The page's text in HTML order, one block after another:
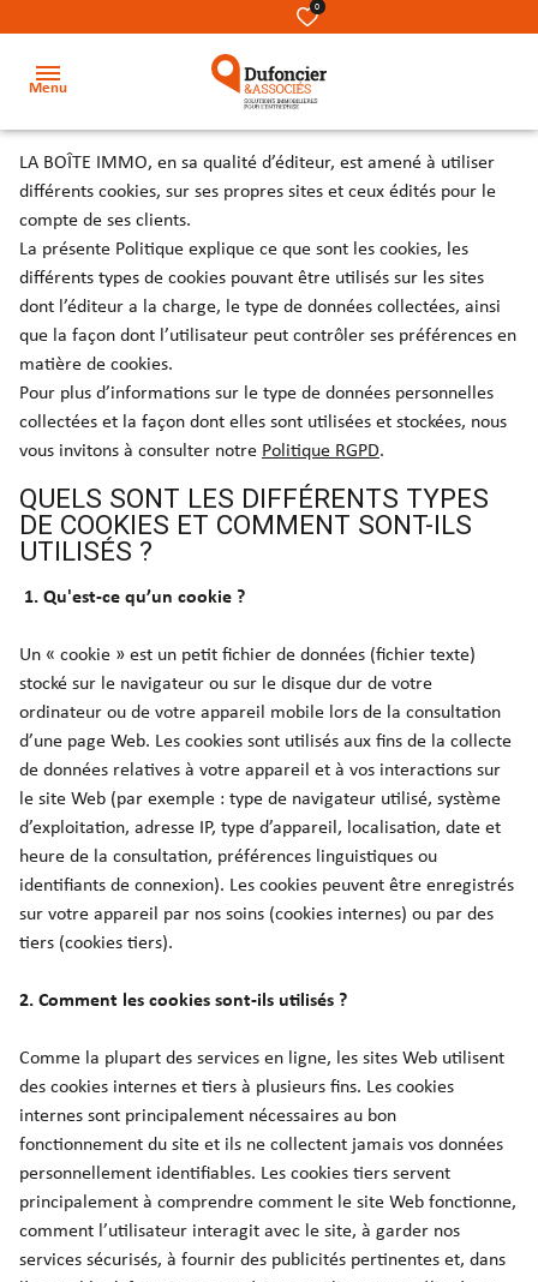
0
Menu
Accueil
Acheter
Terrains
Locaux
commerciaux
Bureaux
Locaux
d’activité
&
entrepôts
Louer
Terrains
Locaux
commerciaux
Bureaux
Locaux
d’activité
&
entrepôts
Investir
Secteur
Notre
cabinet
Nos
métiers
Notre
équipe
Contact
LA BOÎTE IMMO, en sa qualité d’éditeur, est amené à utiliser
différents cookies, sur ses propres sites et ceux édités pour le
compte de ses clients.
La présente Politique explique ce que sont les cookies, les
différents types de cookies pouvant être utilisés sur les sites
dont l’éditeur a la charge, le type de données collectées, ainsi
que la façon dont l’utilisateur peut contrôler ses préférences en
matière de cookies.
Pour plus d’informations sur le type de données personnelles
collectées et la façon dont elles sont utilisées et stockées, nous
vous invitons à consulter notre Politique RGPD.
QUELS SONT LES DIFFÉRENTS TYPES
DE COOKIES ET COMMENT SONT-ILS
UTILISÉS ?
1. Qu'est-ce qu’un cookie ?
Un « cookie » est un petit fichier de données (fichier texte)
stocké sur le navigateur ou sur le disque dur de votre
ordinateur ou de votre appareil mobile lors de la consultation
d’une page Web. Les cookies sont utilisés aux fins de la collecte
de données relatives à votre appareil et à vos interactions sur
le site Web (par exemple : type de navigateur utilisé, système
d’exploitation, adresse IP, type d’appareil, localisation, date et
heure de la consultation, préférences linguistiques ou
identifiants de connexion). Les cookies peuvent être enregistrés
sur votre appareil par nos soins (cookies internes) ou par des
tiers (cookies tiers).
2. Comment les cookies sont-ils utilisés ?
Comme la plupart des services en ligne, les sites Web utilisent
des cookies internes et tiers à plusieurs fins. Les cookies
internes sont principalement nécessaires au bon
fonctionnement du site et ils ne collectent jamais vos données
personnellement identifiables. Les cookies tiers servent
principalement à comprendre comment le site Web fonctionne,
comment l’utilisateur interagit avec le site, à garder nos
services sécurisés, à fournir des publicités pertinentes et, dans